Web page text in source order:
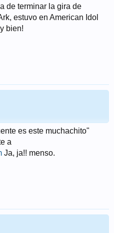
de terminar la gira de
estuvo en American Idol
bien!
es este muchachito"
a
Ja, ja!! menso.